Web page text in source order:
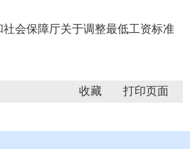
会保障厅关于调整最低工资标准
收藏